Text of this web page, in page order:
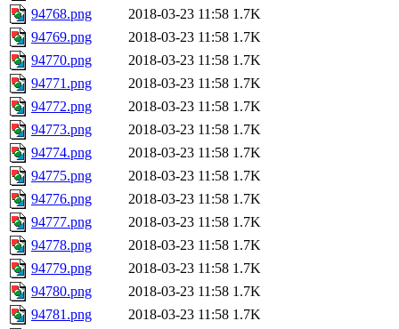
94768.png
2018-03-23 11:58 1.7K
94769.png
2018-03-23 11:58 1.7K
94770.png
2018-03-23 11:58 1.7K
94771.png
2018-03-23 11:58 1.7K
94772.png
2018-03-23 11:58 1.7K
94773.png
2018-03-23 11:58 1.7K
94774.png
2018-03-23 11:58 1.7K
94775.png
2018-03-23 11:58 1.7K
94776.png
2018-03-23 11:58 1.7K
94777.png
2018-03-23 11:58 1.7K
94778.png
2018-03-23 11:58 1.7K
94779.png
2018-03-23 11:58 1.7K
94780.png
2018-03-23 11:58 1.7K
94781.png
2018-03-23 11:58 1.7K